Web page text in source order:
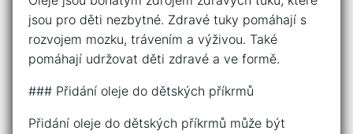
jsou pro děti nezbytné. Zdravé tuky pomáhají s
rozvojem mozku, trávením a výživou. Také
pomáhají udržovat děti zdravé a ve formě.
### Přidání oleje do dětských příkrmů
Přidání oleje do dětských příkrmů může být